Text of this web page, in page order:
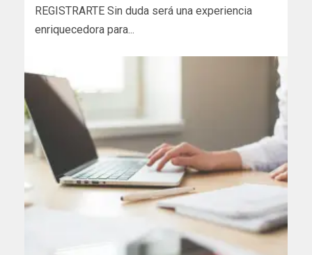
REGISTRARTE Sin duda será una experiencia
enriquecedora para...